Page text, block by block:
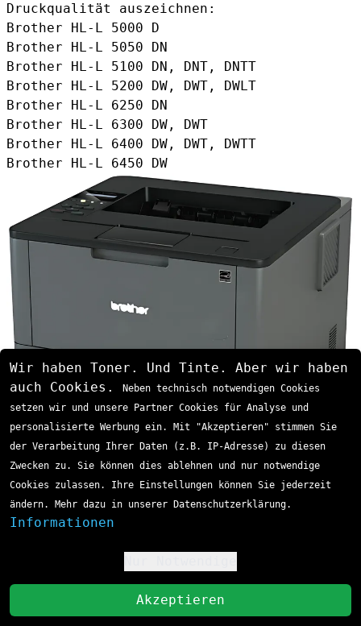
Druckqualität auszeichnen:
Brother HL-L 5000 D
Brother HL-L 5050 DN
Brother HL-L 5100 DN, DNT, DNTT
Brother HL-L 5200 DW, DWT, DWLT
Brother HL-L 6250 DN
Brother HL-L 6300 DW, DWT
Brother HL-L 6400 DW, DWT, DWTT
Brother HL-L 6450 DW
Brother MFC-L Multifunktions-Laser Serie
Die MFC-L Modelle bieten neben dem Drucken
auch Scan-, Kopier- und Faxfunktionen:
Brother MFC-L 5700 DN, DW, DNLT
Brother MFC-L 6800 DW, DWT
Brother MFC-L 6900 DW, DWT
Brother MFC-L 6950 DW
Brother MFC-L 6970 DW
Wir haben Toner. Und Tinte. Aber wir haben
auch Cookies.
Neben technisch notwendigen Cookies
setzen wir und unsere Partner Cookies für Analyse und
personalisierte Werbung ein. Mit "Akzeptieren" stimmen Sie
der Verarbeitung Ihrer Daten (z.B. IP-Adresse) zu diesen
Zwecken zu. Sie können dies ablehnen und nur notwendige
Cookies zulassen. Ihre Einstellungen können Sie jederzeit
ändern. Mehr dazu in unserer Datenschutzerklärung.
Informationen
Akzeptieren